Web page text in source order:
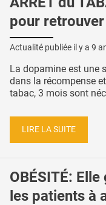
pour
Actualité publiée il y a 9
La dopamine est une
dans la récompense
tabac, 3 mois sont
LIRE LA SUITE
OBÉSITÉ:
les patients à